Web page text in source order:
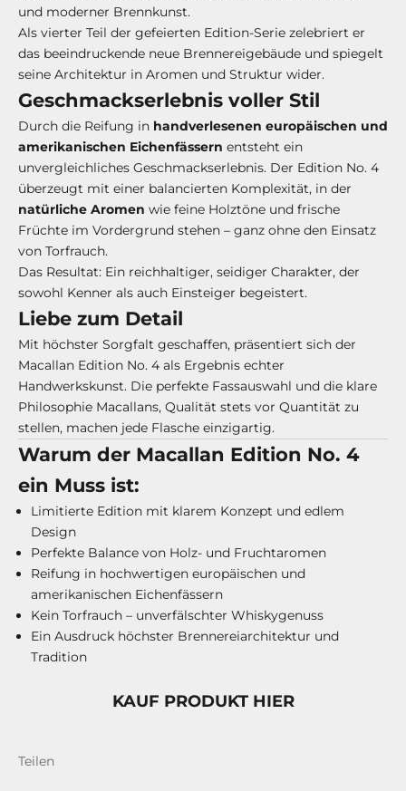
und moderner Brennkunst.
Als vierter Teil der gefeierten Edition-Serie zelebriert er
das beeindruckende neue Brennereigebäude und spiegelt
seine Architektur in Aromen und Struktur wider.
Geschmackserlebnis voller Stil
Durch die Reifung in handverlesenen europäischen und
amerikanischen Eichenfässern entsteht ein
unvergleichliches Geschmackserlebnis. Der Edition No. 4
überzeugt mit einer balancierten Komplexität, in der
natürliche Aromen wie feine Holztöne und frische
Früchte im Vordergrund stehen – ganz ohne den Einsatz
von Torfrauch.
Das Resultat: Ein reichhaltiger, seidiger Charakter, der
sowohl Kenner als auch Einsteiger begeistert.
Liebe zum Detail
Mit höchster Sorgfalt geschaffen, präsentiert sich der
Macallan Edition No. 4 als Ergebnis echter
Handwerkskunst. Die perfekte Fassauswahl und die klare
Philosophie Macallans, Qualität stets vor Quantität zu
stellen, machen jede Flasche einzigartig.
Warum der Macallan Edition No. 4
ein Muss ist:
Limitierte Edition mit klarem Konzept und edlem
Design
Perfekte Balance von Holz- und Fruchtaromen
Reifung in hochwertigen europäischen und
amerikanischen Eichenfässern
Kein Torfrauch – unverfälschter Whiskygenuss
Ein Ausdruck höchster Brennereiarchitektur und
Tradition
KAUF PRODUKT HIER
Teilen